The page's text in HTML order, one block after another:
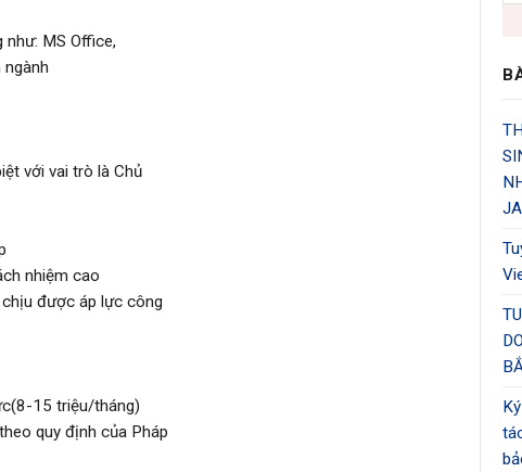
MS Office,
với vai trò là Chủ
nhiệm cao
được áp lực công
15 triệu/tháng)
quy định của Pháp